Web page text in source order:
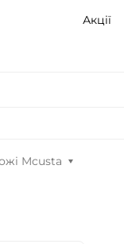
Акції
Mcusta